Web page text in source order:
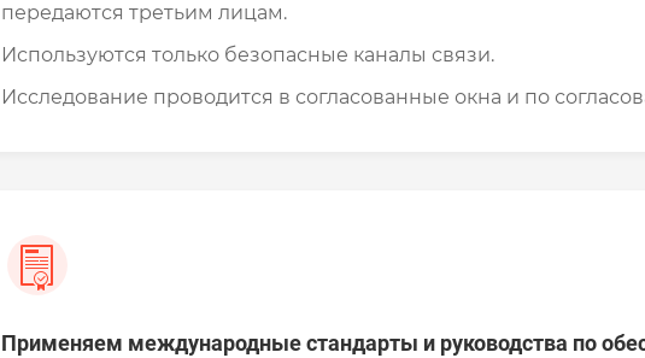
передаются третьим лицам.
Используются только безопасные каналы связи.
Исследование проводится в согласованные окна и по
Применяем международные стандарты и руководства по